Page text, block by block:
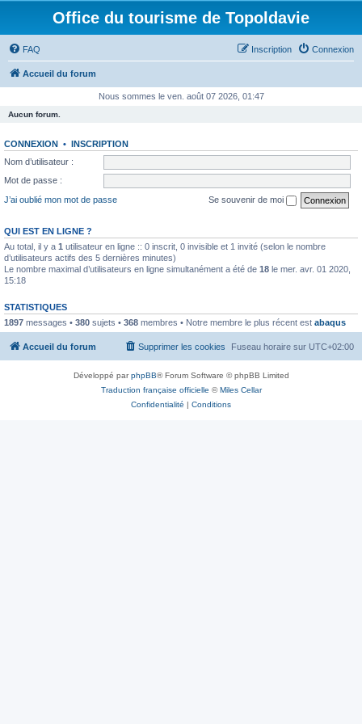
Office du tourisme de Topoldavie
FAQ Connexion
Inscription
Accueil du forum
Nous sommes le ven. août 07 2026, 01:47
Aucun forum.
CONNEXION • INSCRIPTION
Nom d’utilisateur :
Mot de passe :
J’ai oublié mon mot de passe
Se souvenir de moi
QUI EST EN LIGNE ?
Au total, il y a 1 utilisateur en ligne :: 0 inscrit, 0 invisible et 1 invité (selon le nombre
d’utilisateurs actifs des 5 dernières minutes)
Le nombre maximal d’utilisateurs en ligne simultanément a été de 18 le mer. avr. 01 2020,
15:18
STATISTIQUES
1897 messages • 380 sujets • 368 membres • Notre membre le plus récent est abaqus
Accueil du forum Fuseau horaire sur UTC+02:00
Supprimer les cookies
Développé parphpBB® Forum Software © phpBB Limited
Traduction française officielle ©Miles Cellar
Confidentialité | Conditions